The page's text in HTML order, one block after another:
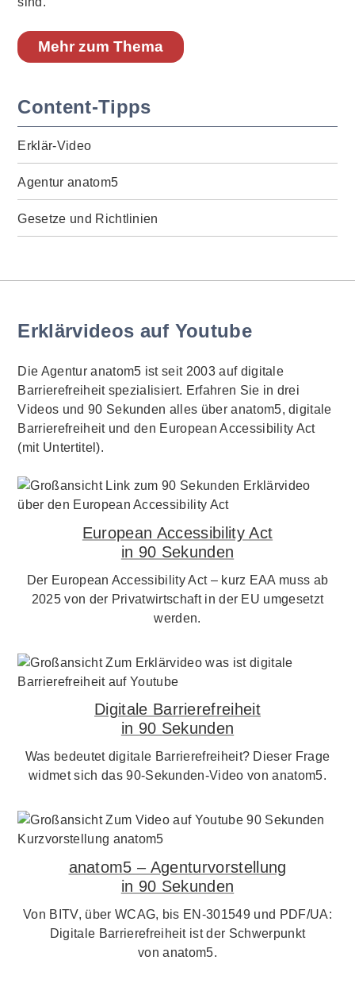
Mehr zum Thema
Content-Tipps
Erklär-Video
Agentur anatom5
Gesetze und Richtlinien
Erklärvideos auf Youtube
Die Agentur anatom5 ist seit 2003 auf digitale
Barrierefreiheit spezialisiert. Erfahren Sie in drei
Videos und 90 Sekunden alles über anatom5, digitale
Barrierefreiheit und den European Accessibility Act
(mit Untertitel).
European Accessibility Act
in 90 Sekunden
Der European Accessibility Act – kurz EAA muss ab
2025 von der Privatwirtschaft in der EU umgesetzt
werden.
Digitale Barrierefreiheit
in 90 Sekunden
Was bedeutet digitale Barrierefreiheit? Dieser Frage
widmet sich das 90-Sekunden-Video von anatom5.
anatom5 – Agenturvorstellung
in 90 Sekunden
Von BITV, über WCAG, bis EN-301549 und PDF/UA:
Digitale Barrierefreiheit ist der Schwerpunkt
von anatom5.